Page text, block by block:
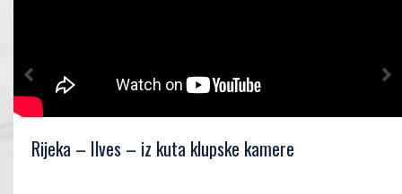
Rijeka – Ilves – iz kuta klupske kamere